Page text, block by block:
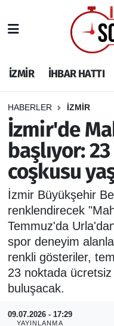
İZMİR İHBAR HATTI
HABERLER İZMİR
İzmir'de
başlıyor:
coşkusu
İzmir Büyükşehir
renklendirecek
Temmuz'da
spor deneyim
renkli gösteriler,
23 noktada
buluşacak.
09.07.2026 - 17:29
YAYINLANMA
İHBAR HATTI
DEPREM
GENEL
EKONOMİ
SİYASET
SPOR
ASAYİŞ
RESMİ REKLAM
İzmir Nöbetçi
İzmir Hava
İzmir Namaz
İzmir Trafik
Puan Durumu
Tüm Manşetler
Son Dakika
Haber Arşivi